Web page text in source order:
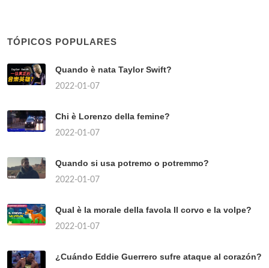
TÓPICOS POPULARES
Quando è nata Taylor Swift?
2022-01-07
Chi è Lorenzo della femine?
2022-01-07
Quando si usa potremo o potremmo?
2022-01-07
Qual è la morale della favola Il corvo e la volpe?
2022-01-07
¿Cuándo Eddie Guerrero sufre ataque al corazón?